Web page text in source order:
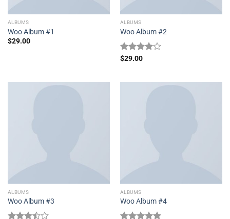
ALBUMS
Woo Album #1
$29.00
ALBUMS
Woo Album #2
Được
sao
$29.00
ALBUMS
Woo Album #3
ALBUMS
Woo Album #4